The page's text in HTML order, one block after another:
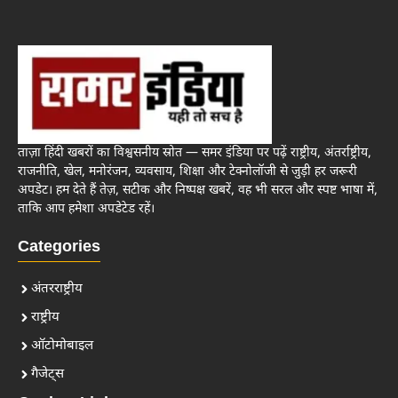
ताज़ा हिंदी खबरों का विश्वसनीय स्रोत — समर इंडिया पर पढ़ें राष्ट्रीय, अंतर्राष्ट्रीय,
राजनीति, खेल, मनोरंजन, व्यवसाय, शिक्षा और टेक्नोलॉजी से जुड़ी हर जरूरी
अपडेट। हम देते हैं तेज़, सटीक और निष्पक्ष खबरें, वह भी सरल और स्पष्ट भाषा में,
ताकि आप हमेशा अपडेटेड रहें।
Categories
अंतरराष्ट्रीय
राष्ट्रीय
ऑटोमोबाइल
गैजेट्स